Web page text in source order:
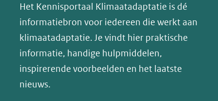
website)
website)
website)
y
(opent
in
nieuw
venster)
naar
een
andere
website)
Het Kennisportaal Klimaatadaptatie is dé
informatiebron voor iedereen die werkt aan
klimaatadaptatie. Je vindt hier praktische
informatie, handige hulpmiddelen,
inspirerende voorbeelden en het laatste
nieuws.